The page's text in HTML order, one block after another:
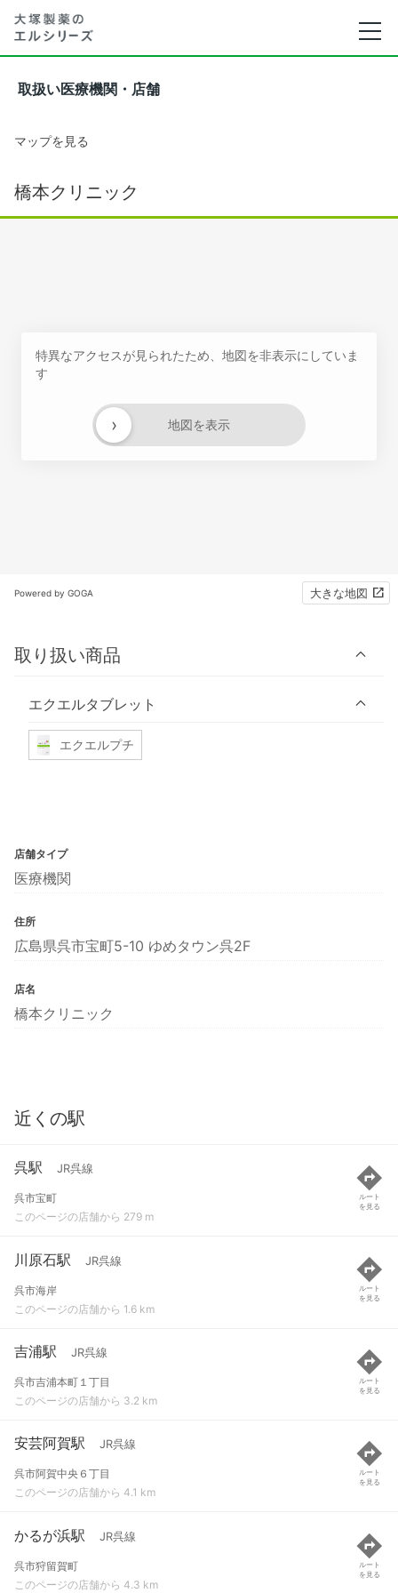
取扱い医療機関・店舗
マップを見る
橋本クリニック
特異なアクセスが見られたため、地図を非表示にしていま
す
地図を表示
›
Powered by GOGA 大きな地図
取り扱い商品
エクエルタブレット
エクエルプチ
店舗タイプ
医療機関
住所
広島県呉市宝町5-10 ゆめタウン呉2F
店名
橋本クリニック
近くの駅
呉駅 JR呉線
呉市宝町
このページの店舗から 279 m
ルート
を見る
川原石駅 JR呉線
呉市海岸
このページの店舗から 1.6 km
ルート
を見る
吉浦駅 JR呉線
呉市吉浦本町１丁目
このページの店舗から 3.2 km
ルート
を見る
安芸阿賀駅 JR呉線
呉市阿賀中央６丁目
このページの店舗から 4.1 km
ルート
を見る
かるが浜駅 JR呉線
呉市狩留賀町
このページの店舗から 4.3 km
ルート
を見る